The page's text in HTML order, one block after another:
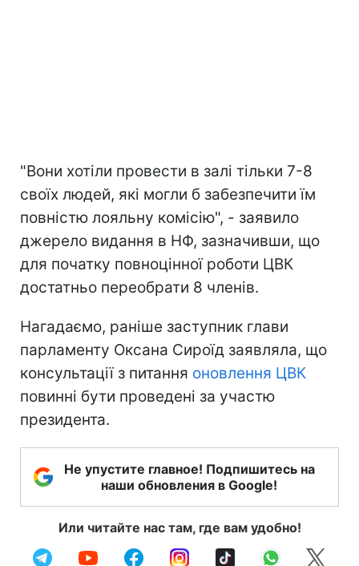
"Вони хотіли провести в залі тільки 7-8
своїх людей, які могли б забезпечити їм
повністю лояльну комісію", - заявило
джерело видання в НФ, зазначивши, що
для початку повноцінної роботи ЦВК
достатньо переобрати 8 членів.
Нагадаємо, раніше заступник глави
парламенту Оксана Сироїд заявляла, що
консультації з питання оновлення ЦВК
повинні бути проведені за участю
президента.
Не упустите главное! Подпишитесь на
наши обновления в Google!
Или читайте нас там, где вам удобно!